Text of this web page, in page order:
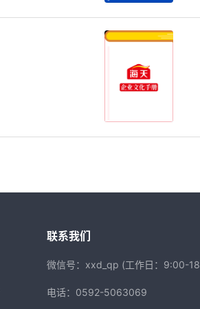
联系我们
微信号：xxd_qp (工作日：9:00-
电话：0592-5063069